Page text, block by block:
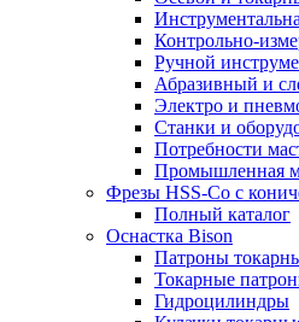
Контрольно-
Ручной
Абразивный и
Электро и
Станки и
Потребности
Промышленная
Фрезы HSS-Co с
Полный каталог
Оснастка Bison
Патроны
Токарные
Гидроцилиндры